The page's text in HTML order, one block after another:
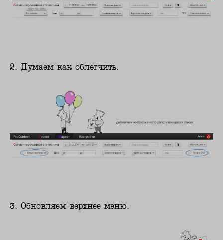
2. Думаем как облегчить.
3. Обновляем верхнее меню.